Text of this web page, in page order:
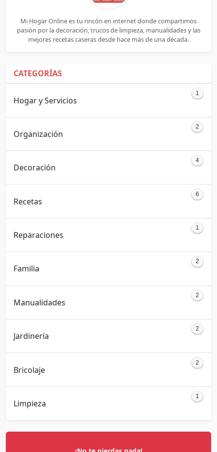
Mi Hogar Online es tu rincón en internet donde compartimos
pasión por la decoración, trucos de limpieza, manualidades y las
mejores recetas caseras desde hace más de una década.
CATEGORÍAS
Hogar y Servicios
1
Organización
2
Decoración
4
Recetas
6
Reparaciones
1
Familia
2
Manualidades
2
Jardinería
2
Bricolaje
2
Limpieza
1